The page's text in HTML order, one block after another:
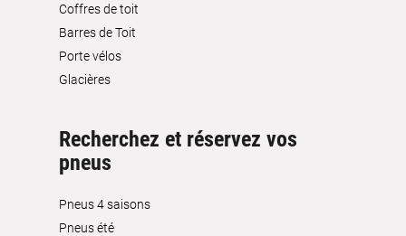
Coffres de toit
Barres de Toit
Porte vélos
Glacières
Recherchez et réservez vos
pneus
Pneus 4 saisons
Pneus été